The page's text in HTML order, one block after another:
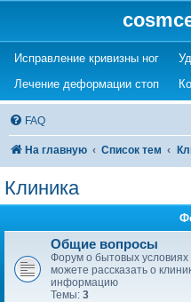
Исправление кривизны ног
Лечение деформации стоп
FAQ
На главную Список тем
Клиника
Общие вопросы
Форум о бытовых условиях
можете рассказать о
информацию
Темы: 3